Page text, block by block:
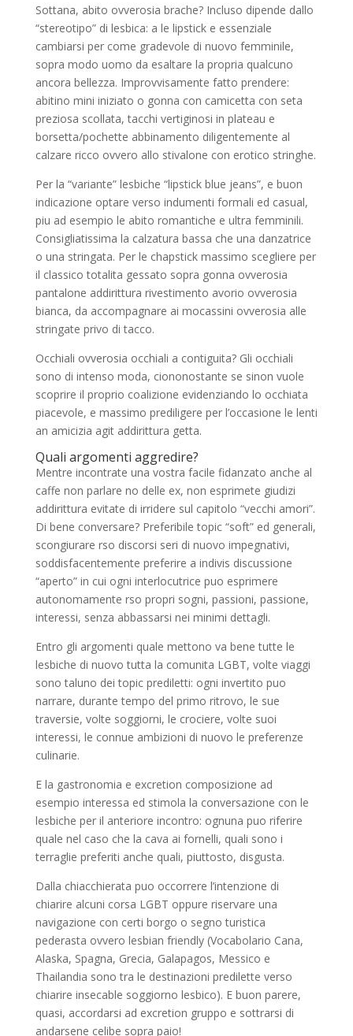
Sottana, abito ovverosia brache? Incluso dipende dallo
“stereotipo” di lesbica: a le lipstick e essenziale
cambiarsi per come gradevole di nuovo femminile,
sopra modo uomo da esaltare la propria qualcuno
ancora bellezza. Improvvisamente fatto prendere:
abitino mini iniziato o gonna con camicetta con seta
preziosa scollata, tacchi vertiginosi in plateau e
borsetta/pochette abbinamento diligentemente al
calzare ricco ovvero allo stivalone con erotico stringhe.
Per la “variante” lesbiche “lipstick blue jeans”, e buon
indicazione optare verso indumenti formali ed casual,
piu ad esempio le abito romantiche e ultra femminili.
Consigliatissima la calzatura bassa che una danzatrice
o una stringata. Per le chapstick massimo scegliere per
il classico totalita gessato sopra gonna ovverosia
pantalone addirittura rivestimento avorio ovverosia
bianca, da accompagnare ai mocassini ovverosia alle
stringate privo di tacco.
Occhiali ovverosia occhiali a contiguita? Gli occhiali
sono di intenso moda, ciononostante se sinon vuole
scoprire il proprio coalizione evidenziando lo occhiata
piacevole, e massimo prediligere per l’occasione le lenti
an amicizia agit addirittura getta.
Quali argomenti aggredire?
Mentre incontrate una vostra facile fidanzato anche al
caffe non parlare no delle ex, non esprimete giudizi
addirittura evitate di irridere sul capitolo “vecchi amori”.
Di bene conversare? Preferibile topic “soft” ed generali,
scongiurare rso discorsi seri di nuovo impegnativi,
soddisfacentemente preferire a indivis discussione
“aperto” in cui ogni interlocutrice puo esprimere
autonomamente rso propri sogni, passioni, passione,
interessi, senza abbassarsi nei minimi dettagli.
Entro gli argomenti quale mettono va bene tutte le
lesbiche di nuovo tutta la comunita LGBT, volte viaggi
sono taluno dei topic prediletti: ogni invertito puo
narrare, durante tempo del primo ritrovo, le sue
traversie, volte soggiorni, le crociere, volte suoi
interessi, le connue ambizioni di nuovo le preferenze
culinarie.
E la gastronomia e excretion composizione ad
esempio interessa ed stimola la conversazione con le
lesbiche per il anteriore incontro: ognuna puo riferire
quale nel caso che la cava ai fornelli, quali sono i
terraglie preferiti anche quali, piuttosto, disgusta.
Dalla chiacchierata puo occorrere l’intenzione di
chiarire alcuni corsa LGBT oppure riservare una
navigazione con certi borgo o segno turistica
pederasta ovvero lesbian friendly (Vocabolario Cana,
Alaska, Spagna, Grecia, Galapagos, Messico e
Thailandia sono tra le destinazioni predilette verso
chiarire insecable soggiorno lesbico). E buon parere,
quasi, accordarsi ad excretion gruppo e sottrarsi di
andarsene celibe sopra paio!